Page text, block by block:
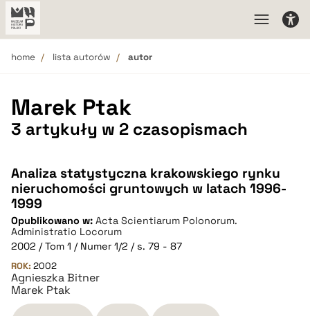
home lista autorów autor
Marek Ptak
3 artykuły w 2 czasopismach
Analiza statystyczna krakowskiego rynku
nieruchomości gruntowych w latach 1996-
1999
Opublikowano w: Acta Scientiarum Polonorum.
Administratio Locorum
2002 / Tom 1 / Numer 1/2 / s. 79 - 87
ROK: 2002
Agnieszka Bitner
Marek Ptak